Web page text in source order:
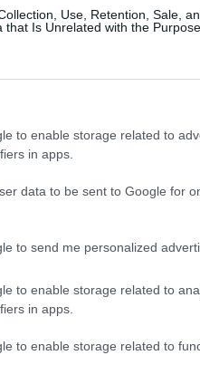
Use, Retention, Sale,
that Is Unrelated with the
to enable storage related to
in apps.
data to be sent to Google for
to send me personalized
to enable storage related to
in apps.
to enable storage related to